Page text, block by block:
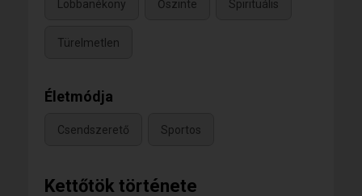
Kettőtök története
Lobbanékony Őszinte Spirituális
Türelmetlen
Életmódja
Csendszerető Sportos